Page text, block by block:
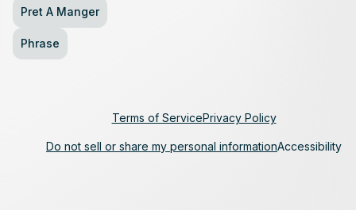
Pret A Manger
Phrase
Terms of ServicePrivacy Policy
Do not sell or share my personal informationAccessibility